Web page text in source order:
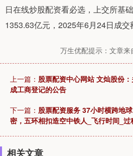
日在线炒股配资看必选，上交所基
1353.63亿元，2025年6月24日成交
万生优配提示：文章来
上一篇： 股票配资中心网站 文灿股份
成工商登记的公告
下一篇： 股票配资服务 37小时横跨地
密，五环相扣造空中铁人_飞行时间_过
相关文章